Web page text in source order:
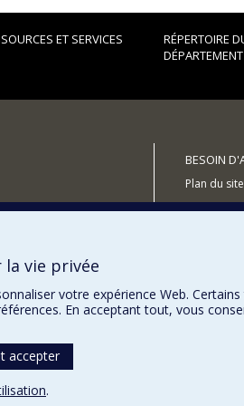
ET SERVICES
RÉPERTOIRE
DÉPARTEMENT
Département?
BESOIN
Plan du site
Signaler
la vie privée
votre expérience Web.
En acceptant tout, vous
accepter
.